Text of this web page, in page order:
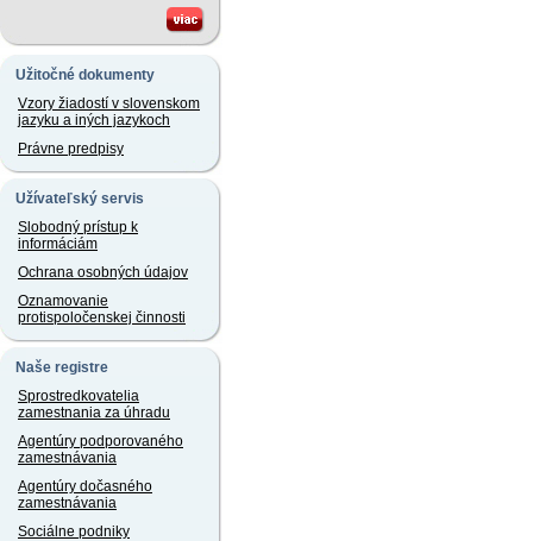
Užitočné dokumenty
Vzory žiadostí v slovenskom
jazyku a iných jazykoch
Právne predpisy
Užívateľský servis
Slobodný prístup k
informáciám
Ochrana osobných údajov
Oznamovanie
protispoločenskej činnosti
Naše registre
Sprostredkovatelia
zamestnania za úhradu
Agentúry podporovaného
zamestnávania
Agentúry dočasného
zamestnávania
Sociálne podniky